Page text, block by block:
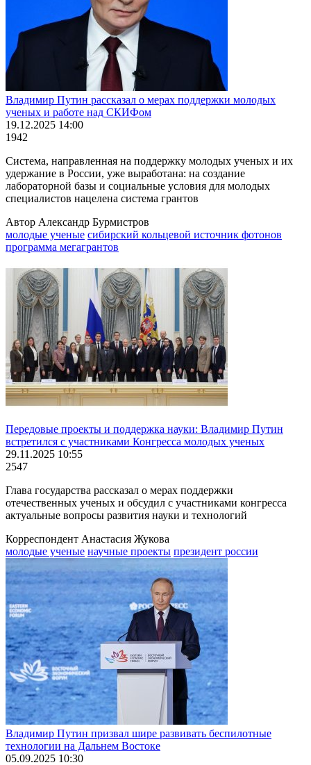
Владимир Путин рассказал о мерах поддержки молодых
ученых и работе над СКИФом
19.12.2025 14:00
1942
Система, направленная на поддержку молодых ученых и их
удержание в России, уже выработана: на создание
лабораторной базы и социальные условия для молодых
специалистов нацелена система грантов
Автор Александр Бурмистров
молодые ученые сибирский кольцевой источник фотонов
программа мегагрантов
Передовые проекты и поддержка науки: Владимир Путин
встретился с участниками Конгресса молодых ученых
29.11.2025 10:55
2547
Глава государства рассказал о мерах поддержки
отечественных ученых и обсудил с участниками конгресса
актуальные вопросы развития науки и технологий
Корреспондент Анастасия Жукова
молодые ученые научные проекты президент россии
Владимир Путин призвал шире развивать беспилотные
технологии на Дальнем Востоке
05.09.2025 10:30